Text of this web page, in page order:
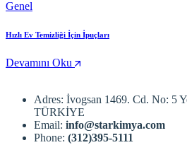
Genel
Hızlı Ev Temizliği İçin İpuçları
Devamını Oku
Adres: İvogsan 1469. Cd. No: 5
TÜRKİYE
Email: info@starkimya.com
Phone: (312)395-5111